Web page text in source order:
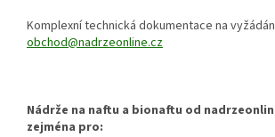
Komplexní technická dokumentace na
obchod@nadrzeonline.cz
Nádrže na naftu a bionaftu od
zejména pro: